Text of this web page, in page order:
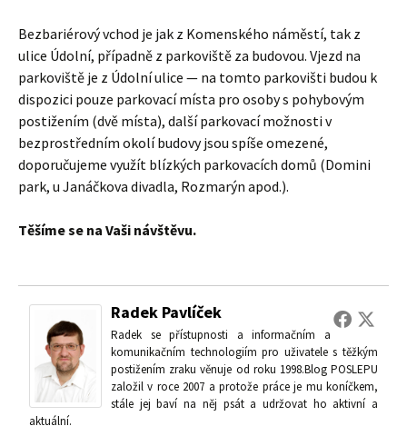
Bezbariérový vchod je jak z Komenského náměstí, tak z
ulice Údolní, případně z parkoviště za budovou. Vjezd na
parkoviště je z Údolní ulice — na tomto parkovišti budou k
dispozici pouze parkovací místa pro osoby s pohybovým
postižením (dvě místa), další parkovací možnosti v
bezprostředním okolí budovy jsou spíše omezené,
doporučujeme využít blízkých parkovacích domů (Domini
park, u Janáčkova divadla, Rozmarýn apod.).
Těšíme se na Vaši návštěvu.
Radek Pavlíček
Radek se přístupnosti a informačním a
komunikačním technologiím pro uživatele s těžkým
postižením zraku věnuje od roku 1998.Blog POSLEPU
založil v roce 2007 a protože práce je mu koníčkem,
stále jej baví na něj psát a udržovat ho aktivní a
aktuální.